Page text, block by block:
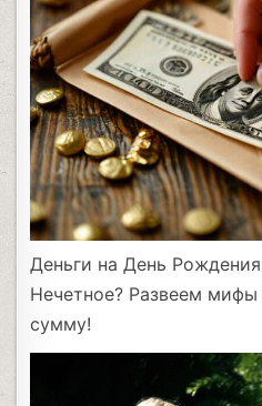
Деньги на День
Нечетное? Развеем
сумму!